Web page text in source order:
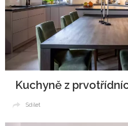
Sdílet